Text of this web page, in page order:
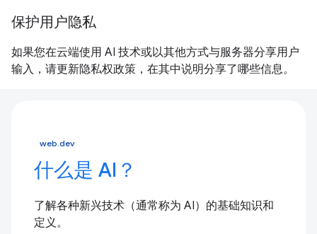
保护用户隐私
如果您在云端使用 AI 技术或以其他方式与服务器分享用户
输入，请更新隐私权政策，在其中说明分享了哪些信息。
web.dev
什么是 AI？
了解各种新兴技术（通常称为 AI）的基础知识和
定义。